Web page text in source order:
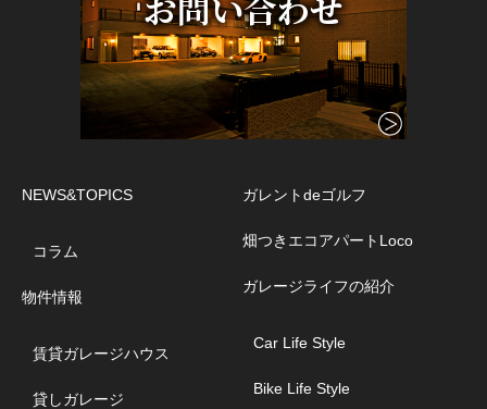
NEWS&TOPICS
コラム
物件情報
賃貸ガレージハウス
貸しガレージ
ガレントdeゴルフ
畑つきエコアパートLoco
ガレージライフの紹介
Car Life Style
Bike Life Style